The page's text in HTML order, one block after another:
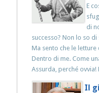
E
di
successo? Non lo so
Ma sento che le
Dentro di me. Come
Assurda, perché
Il